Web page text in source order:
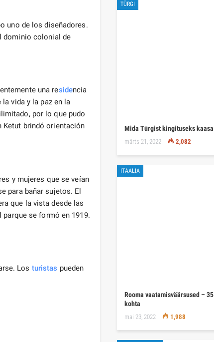
uno de los diseñadores.
dominio colonial de
una residencia
vida y la paz en la
por lo que pudo
Ketut brindó orientación
y mujeres que se veían
para bañar sujetos. El
que la vista desde las
se formó en 1919.
Los turistas pueden
TÜRGI
Mida Türgist kingituseks
märts 21, 2022 2,082
ITAALIA
Rooma vaatamisväärsused –
kohta
mai 23, 2022 1,988